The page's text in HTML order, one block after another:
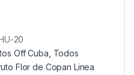
20
Off Cuba Todos
Flor de Copan Linea